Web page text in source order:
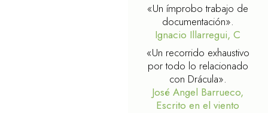
«Un ímprobo trabajo de
documentación».
Ignacio Illarregui, C
«Un recorrido exhaustivo
por todo lo relacionado
con Drácula».
José Angel Barrueco,
Escrito en el viento